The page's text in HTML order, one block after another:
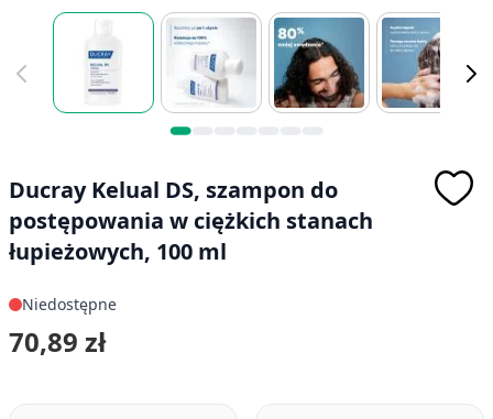
Ducray Kelual DS, szampon do
postępowania w ciężkich stanach
łupieżowych, 100 ml
Niedostępne
70,89 zł